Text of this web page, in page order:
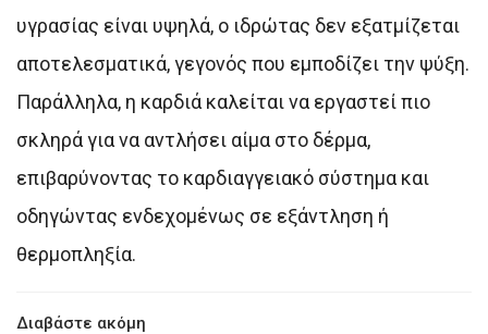
υγρασίας είναι υψηλά, ο ιδρώτας δεν εξατμίζεται
αποτελεσματικά, γεγονός που εμποδίζει την ψύξη.
Παράλληλα, η καρδιά καλείται να εργαστεί πιο
σκληρά για να αντλήσει αίμα στο δέρμα,
επιβαρύνοντας το καρδιαγγειακό σύστημα και
οδηγώντας ενδεχομένως σε εξάντληση ή
θερμοπληξία.
Διαβάστε ακόμη